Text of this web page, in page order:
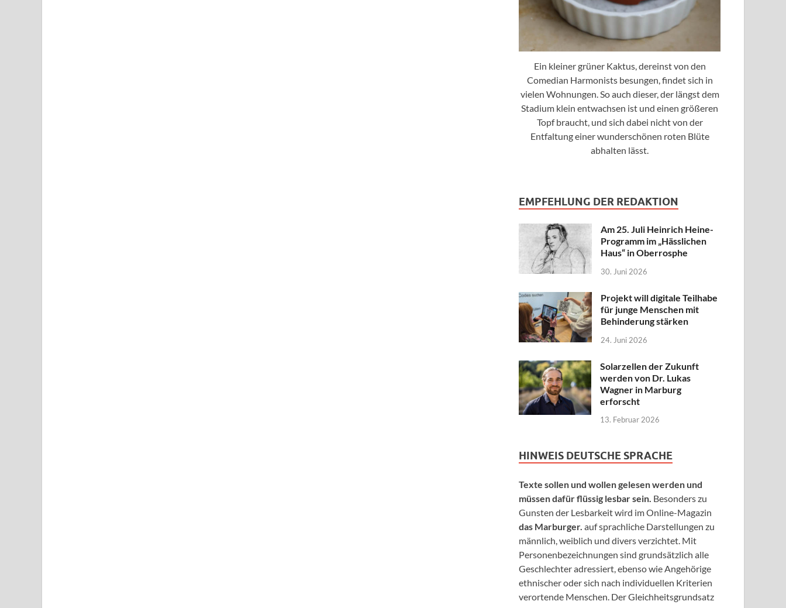
Ein kleiner grüner Kaktus, dereinst von den
Comedian Harmonists besungen, findet sich in
vielen Wohnungen. So auch dieser, der längst dem
Stadium klein entwachsen ist und einen größeren
Topf braucht, und sich dabei nicht von der
Entfaltung einer wunderschönen roten Blüte
abhalten lässt.
EMPFEHLUNG DER REDAKTION
Am 25. Juli Heinrich Heine-
Programm im „Hässlichen
Haus“ in Oberrosphe
30. Juni 2026
Projekt will digitale Teilhabe
für junge Menschen mit
Behinderung stärken
24. Juni 2026
Solarzellen der Zukunft
werden von Dr. Lukas
Wagner in Marburg
erforscht
13. Februar 2026
HINWEIS DEUTSCHE SPRACHE
Texte sollen und wollen gelesen werden und
müssen dafür flüssig lesbar sein. Besonders zu
Gunsten der Lesbarkeit wird im Online-Magazin
das Marburger. auf sprachliche Darstellungen zu
männlich, weiblich und divers verzichtet. Mit
Personenbezeichnungen sind grundsätzlich alle
Geschlechter adressiert, ebenso wie Angehörige
ethnischer oder sich nach individuellen Kriterien
verortende Menschen. Der Gleichheitsgrundsatz